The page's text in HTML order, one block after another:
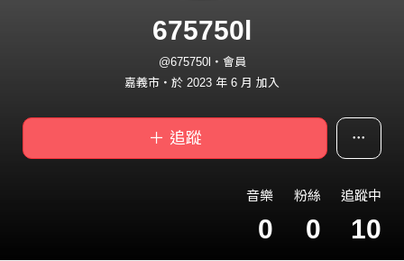
675750l
@675750l・會員
嘉義市・於 2023 年 6 月 加入
＋ 追蹤
音樂
0
粉絲
0
追蹤中
10